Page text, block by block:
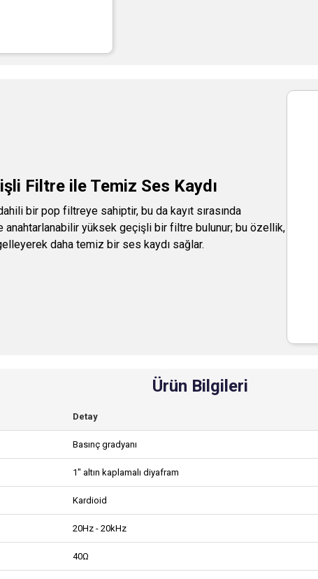
Filtre ile Temiz Ses Kaydı
bir pop filtreye sahiptir, bu da kayıt sırasında
anahtarlanabilir yüksek geçişli bir filtre bulunur; bu özellik,
daha temiz bir ses kaydı sağlar.
Ürün Bilgileri
Detay
Basınç gradyanı
1" altın kaplamalı diyafram
Kardioid
20Hz - 20kHz
40Ω